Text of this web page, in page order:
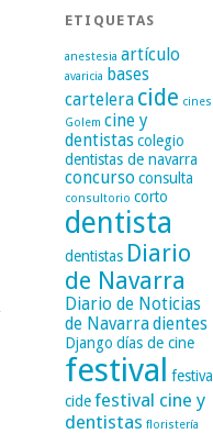
ETIQUETAS
anestesia artículo
avaricia bases
cartelera cide cines
Golem cine y
dentistascolegio
dentistas de navarra
concurso consulta
consultorio corto
dentista
dentistas Diario
de Navarra
Diario de Noticias
de Navarradientes
Django días de cine
festival
festival
cidefestival cine y
dentistas floristería